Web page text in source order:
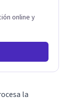
online y
la